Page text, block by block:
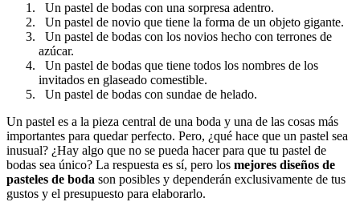
Un pastel de bodas con una sorpresa adentro.
Un pastel de novio que tiene la forma de un objeto gigante.
Un pastel de bodas con los novios hecho con terrones de
azúcar.
Un pastel de bodas que tiene todos los nombres de los
invitados en glaseado comestible.
Un pastel de bodas con sundae de helado.
Un pastel es a la pieza central de una boda y una de las cosas más
importantes para quedar perfecto. Pero, ¿qué hace que un pastel sea
inusual? ¿Hay algo que no se pueda hacer para que tu pastel de
bodas sea único? La respuesta es sí, pero los mejores diseños de
pasteles de boda son posibles y dependerán exclusivamente de tus
gustos y el presupuesto para elaborarlo.